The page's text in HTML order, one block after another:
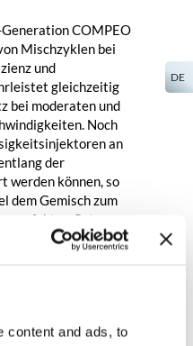
content and ads, to
DE
GenerationCOMPEO
Mischzyklen bei
und
gleichzeitig
bei moderaten und
Noch
an
der
werden können, so
dem Gemisch zum
perfekten Ort
Da die gesamte
umfassende